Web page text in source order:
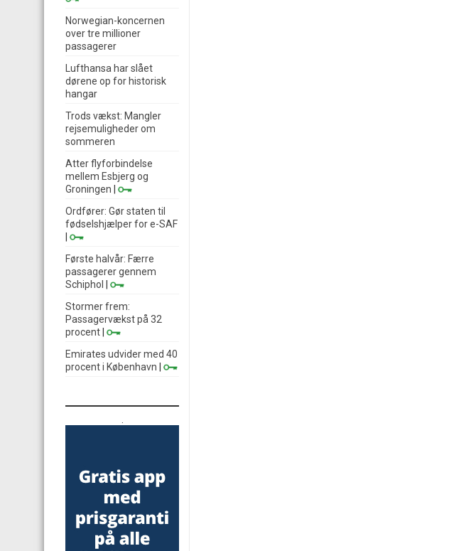
Norwegian-koncernen
over tre millioner
passagerer
Lufthansa har slået
dørene op for historisk
hangar
Trods vækst: Mangler
rejsemuligheder om
sommeren
Atter flyforbindelse
mellem Esbjerg og
Groningen
Ordfører: Gør staten til
fødselshjælper for e-SAF
Første halvår: Færre
passagerer gennem
Schiphol
Stormer frem:
Passagervækst på 32
procent
Emirates udvider med 40
procent i København